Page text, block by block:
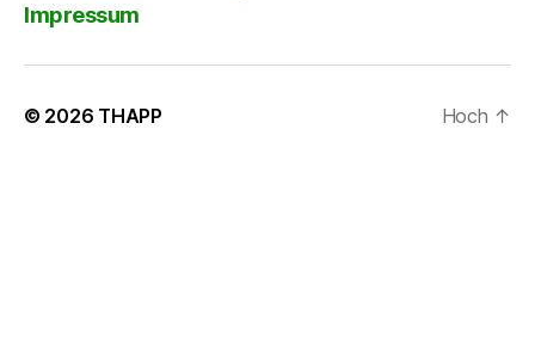
Impressum
© 2026 THAPP Hoch ↑